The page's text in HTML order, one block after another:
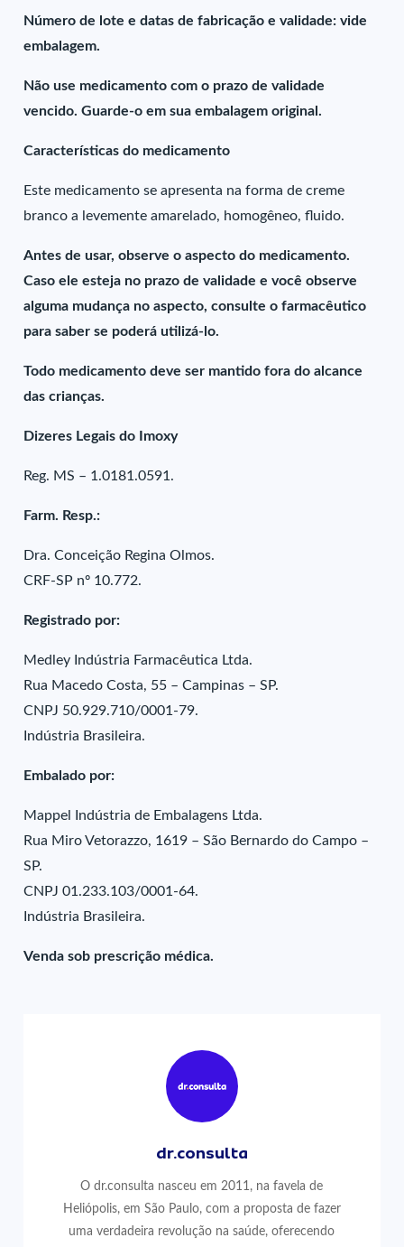
Número de lote e datas de fabricação e validade: vide
embalagem.
Não use medicamento com o prazo de validade
vencido. Guarde-o em sua embalagem original.
Características do medicamento
Este medicamento se apresenta na forma de creme
branco a levemente amarelado, homogêneo, fluido.
Antes de usar, observe o aspecto do medicamento.
Caso ele esteja no prazo de validade e você observe
alguma mudança no aspecto, consulte o farmacêutico
para saber se poderá utilizá-lo.
Todo medicamento deve ser mantido fora do alcance
das crianças.
Dizeres Legais do Imoxy
Reg. MS – 1.0181.0591.
Farm. Resp.:
Dra. Conceição Regina Olmos.
CRF-SP nº 10.772.
Registrado por:
Medley Indústria Farmacêutica Ltda.
Rua Macedo Costa, 55 – Campinas – SP.
CNPJ 50.929.710/0001-79.
Indústria Brasileira.
Embalado por:
Mappel Indústria de Embalagens Ltda.
Rua Miro Vetorazzo, 1619 – São Bernardo do Campo –
SP.
CNPJ 01.233.103/0001-64.
Indústria Brasileira.
Venda sob prescrição médica.
dr.consulta
O dr.consulta nasceu em 2011, na favela de
Heliópolis, em São Paulo, com a proposta de fazer
uma verdadeira revolução na saúde, oferecendo